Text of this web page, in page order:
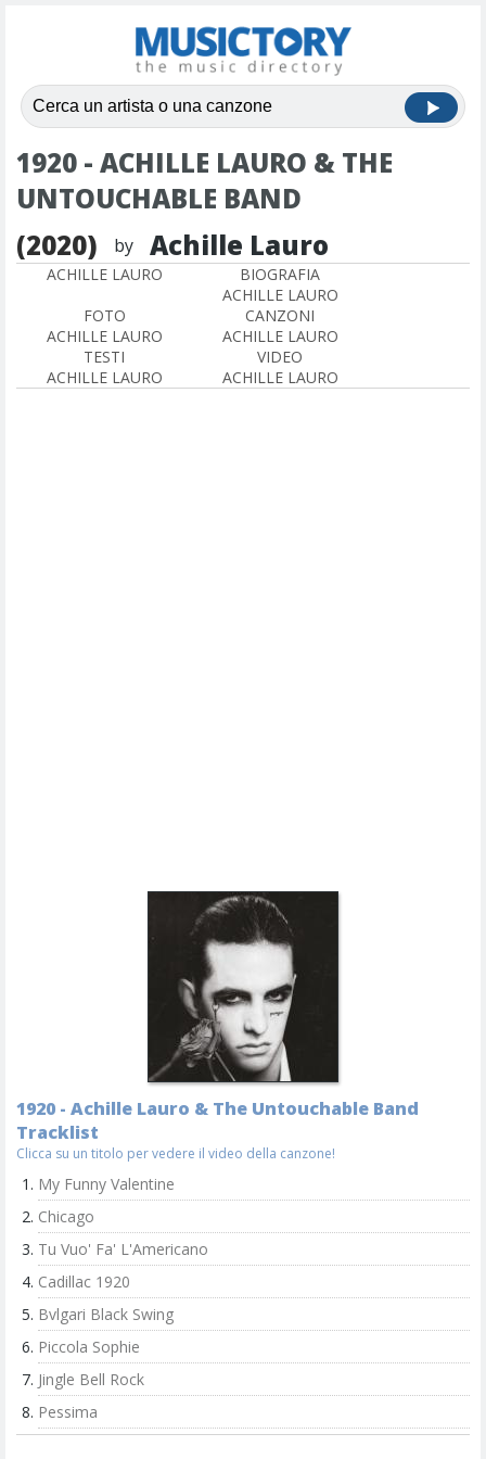
1920 - ACHILLE LAURO & THE
UNTOUCHABLE BAND
(2020)
by Achille Lauro
ACHILLE LAURO
BIOGRAFIA
ACHILLE LAURO
FOTO
ACHILLE LAURO
CANZONI
ACHILLE LAURO
TESTI
ACHILLE LAURO
VIDEO
ACHILLE LAURO
1920 - Achille Lauro & The Untouchable Band
Tracklist
Clicca su un titolo per vedere il video della canzone!
My Funny Valentine
Chicago
Tu Vuo' Fa' L'Americano
Cadillac 1920
Bvlgari Black Swing
Piccola Sophie
Jingle Bell Rock
Pessima